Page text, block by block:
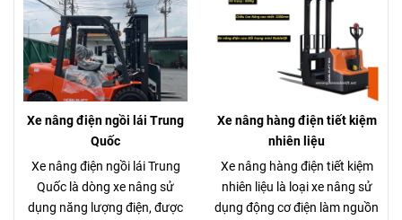
điện Komatsu cũ 2.5 tấn
Nhật Bản là lựa chọn tối ưu
cho hầu hết các nhà máy, kho
bãi, xưởng sản xuất. Với tải
trọng nâng phù hợp, xe có
thể dễ dàng di chuyển và
nâng hạ nhiều loại hàng hóa
thùng hàng, v.v…
điện Komatsu cũ 2.5 tấn
Nhật Bản là lựa chọn tối ưu
cho hầu hết các nhà máy, kho
bãi, xưởng sản xuất. Với tải
trọng nâng phù hợp, xe có
thể dễ dàng di chuyển và
nâng hạ nhiều loại hàng hóa
thùng hàng, v.v…
Xe nâng điện ngồi lái Trung
Quốc
Xe nâng điện ngồi lái Trung
Quốc là dòng xe nâng sử
dụng năng lượng điện, được
Xe nâng hàng điện tiết kiệm
nhiên liệu
Xe nâng hàng điện tiết kiệm
nhiên liệu là loại xe nâng sử
dụng động cơ điện làm nguồn